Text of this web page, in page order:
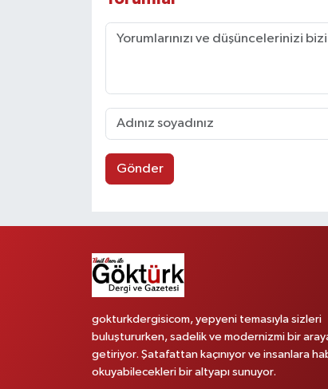
Gönder
gokturkdergisicom, yepyeni temasıyla sizleri
buluştururken, sadelik ve modernizmi bir
getiriyor. Şatafattan kaçınıyor ve insanlara
okuyabilecekleri bir altyapı sunuyor.